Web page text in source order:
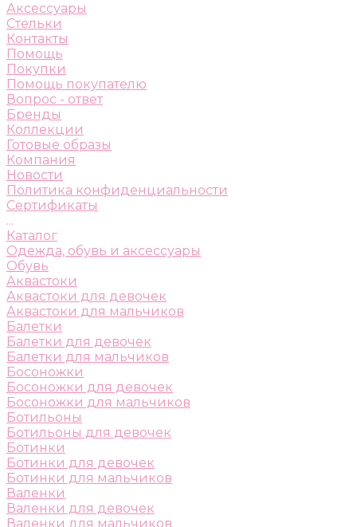
Аксессуары
Стельки
Контакты
Помощь
Покупки
Помощь покупателю
Вопрос - ответ
Бренды
Коллекции
Готовые образы
Компания
Новости
Политика конфиденциальности
Сертификаты
...
Каталог
Одежда, обувь и аксессуары
Обувь
Аквастоки
Аквастоки для девочек
Аквастоки для мальчиков
Балетки
Балетки для девочек
Балетки для мальчиков
Босоножки
Босоножки для девочек
Босоножки для мальчиков
Ботильоны
Ботильоны для девочек
Ботинки
Ботинки для девочек
Ботинки для мальчиков
Валенки
Валенки для девочек
Валенки для мальчиков